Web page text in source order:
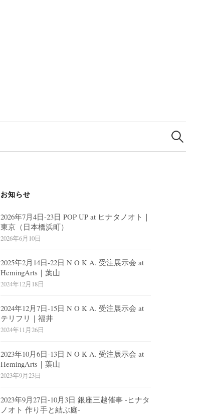
検
索:
お知らせ
2026年7月4日-23日 POP UP at ヒナタノオト｜
東京（日本橋浜町）
2026年6月10日
2025年2月14日-22日 N O K A. 受注展示会 at
HemingArts｜葉山
2024年12月18日
2024年12月7日-15日 N O K A. 受注展示会 at
テリフリ｜福井
2024年11月26日
2023年10月6日-13日 N O K A. 受注展示会 at
HemingArts｜葉山
2023年9月23日
2023年9月27日-10月3日 銀座三越催事 -ヒナタ
ノオト 作り手と結ぶ庭-